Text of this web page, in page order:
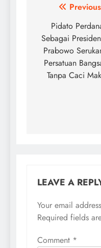
Post
navigation
Pidato
Sebagai
Prabowo
Persatuan
Tanpa Caci
LEAVE A
Your email
Required fields
Comment *